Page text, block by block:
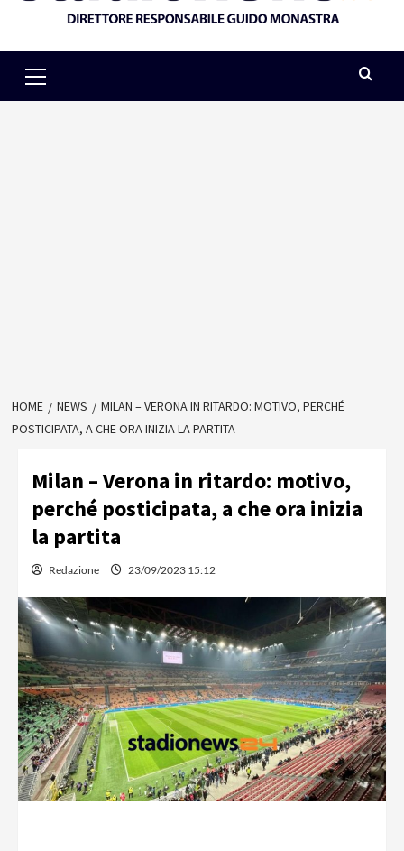
Menu
HOME NEWS
MILAN – VERONA IN RITARDO: MOTIVO, PERCHÉ
POSTICIPATA, A CHE ORA INIZIA LA PARTITA
Milan – Verona in ritardo: motivo,
perché posticipata, a che ora inizia
la partita
Redazione 23/09/2023 15:12